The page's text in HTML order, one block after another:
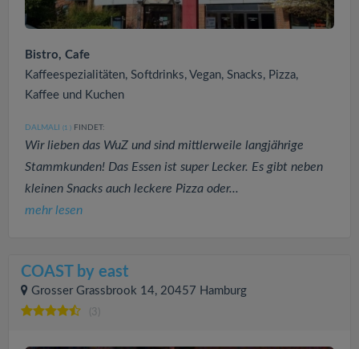
Bistro, Cafe
Kaffeespezialitäten, Softdrinks, Vegan, Snacks, Pizza,
Kaffee und Kuchen
DALMALI (1 ) FINDET:
Wir lieben das WuZ und sind mittlerweile langjährige
Stammkunden! Das Essen ist super Lecker. Es gibt neben
kleinen Snacks auch leckere Pizza oder...
mehr lesen
COAST by east
Grosser Grassbrook 14, 20457 Hamburg
(3)